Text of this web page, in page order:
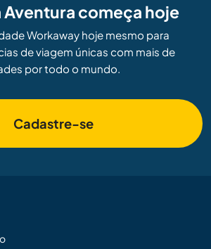
Aventura começa hoje
Workaway hoje mesmo para
de viagem únicas com mais de
por todo o mundo.
Cadastre-se